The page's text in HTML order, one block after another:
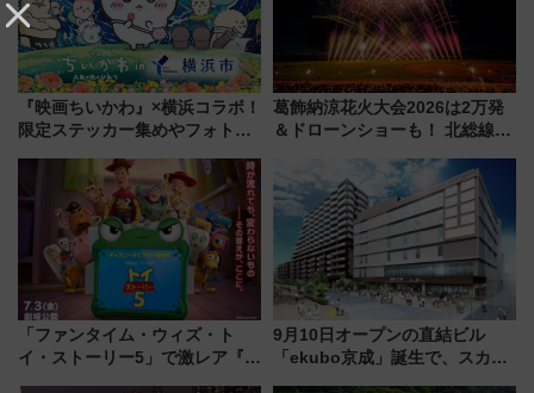
『映画ちいかわ』×横浜コラボ！
限定ステッカー集めやフォトス
いを満喫しよう（花火鑑賞会応
募は7/12まで！）
葛飾納涼花火大会2026は2万発
＆ドローンショーも！ 北総線を
車、観覧スポット情報と周辺観
光まとめ（7/28開催）
「ファンタイム・ウィズ・ト
イ・ストーリー5」で激レア『ロ
9月10日オープンの直結ビル
「ekubo京成」誕生で、スカイ